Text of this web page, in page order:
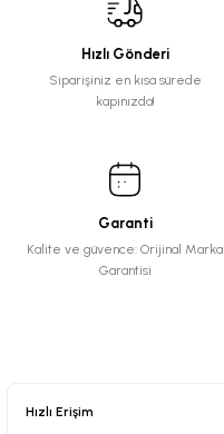
Hızlı Gönderi
Siparişiniz en kısa sürede
kapınızda!
Garanti
Kalite ve güvence: Orijinal Marka
Garantisi
Hızlı Erişim